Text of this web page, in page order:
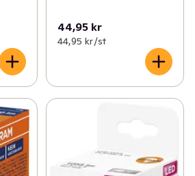
44,95 kr
44,95 kr /st